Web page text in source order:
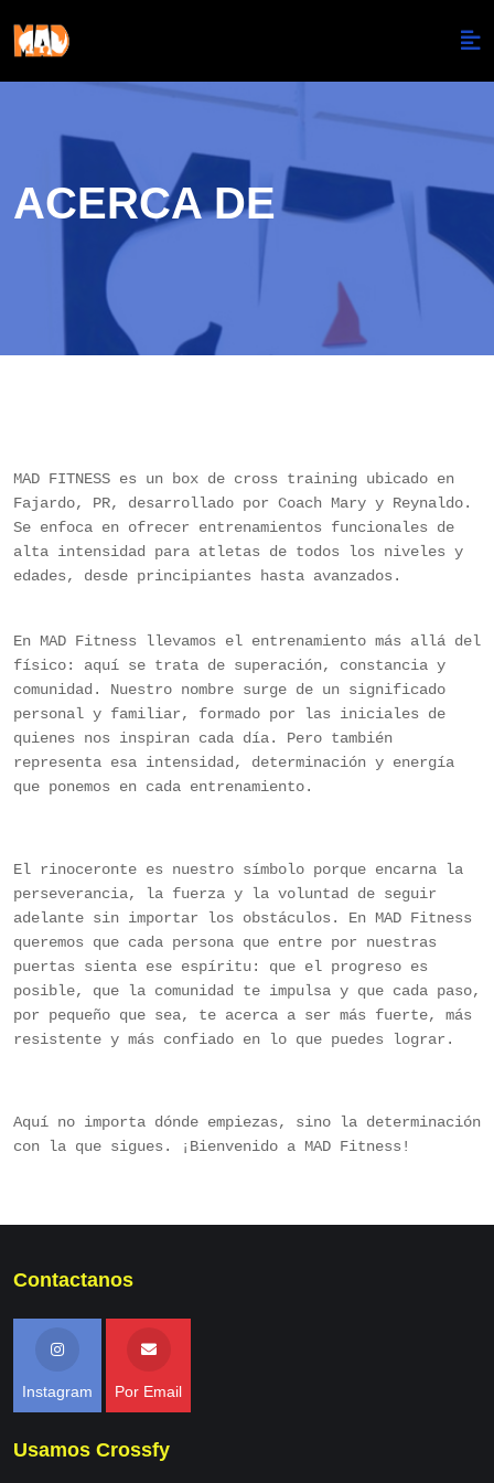
ACERCA DE
MAD FITNESS es un box de cross training ubicado en
Fajardo, PR, desarrollado por Coach Mary y Reynaldo.
Se enfoca en ofrecer entrenamientos funcionales de
alta intensidad para atletas de todos los niveles y
edades, desde principiantes hasta avanzados.
En MAD Fitness llevamos el entrenamiento más allá del
físico: aquí se trata de superación, constancia y
comunidad. Nuestro nombre surge de un significado
personal y familiar, formado por las iniciales de
quienes nos inspiran cada día. Pero también
representa esa intensidad, determinación y energía
que ponemos en cada entrenamiento.
El rinoceronte es nuestro símbolo porque encarna la
perseverancia, la fuerza y la voluntad de seguir
adelante sin importar los obstáculos. En MAD Fitness
queremos que cada persona que entre por nuestras
puertas sienta ese espíritu: que el progreso es
posible, que la comunidad te impulsa y que cada paso,
por pequeño que sea, te acerca a ser más fuerte, más
resistente y más confiado en lo que puedes lograr.
Aquí­ no importa dónde empiezas, sino la determinación
con la que sigues. ¡Bienvenido a MAD Fitness!
Contactanos
Instagram Por Email
Usamos Crossfy